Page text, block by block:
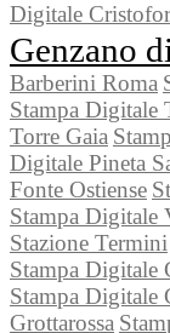
Digitale
Genzano
Barberini Roma
Stampa Digitale
Torre Gaia
Digitale Pineta
Fonte Ostiense
Stampa Digitale
Stazione Termini
Stampa Digitale
Stampa Digitale
Grottarossa